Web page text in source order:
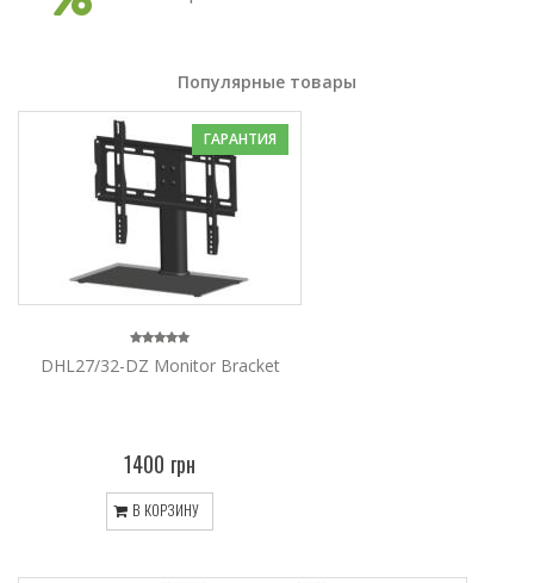
Популярные товары
ГАРАНТИЯ
DHL27/32-DZ Monitor Bracket
1400 грн
В КОРЗИНУ